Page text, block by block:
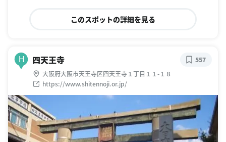
このスポットの詳細を見る
H 四天王寺
大阪府大阪市天王寺区四天王寺１丁目１１-１８
https://www.shitennoji.or.jp/
557